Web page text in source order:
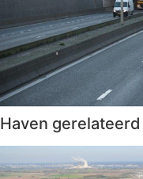
Haven gerelateerd